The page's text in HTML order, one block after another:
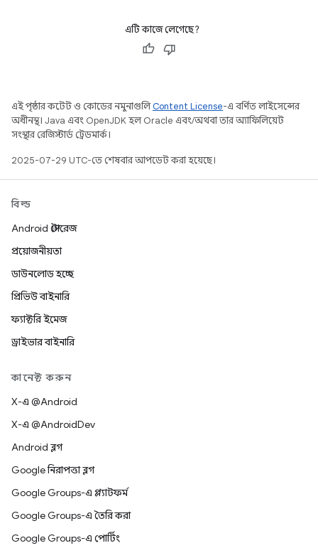
এটি কাজে লেগেছে?
এই পৃষ্ঠার কন্টেন্ট ও কোডের নমুনাগুলিContent License-এ বর্ণিত লাইসেন্সের
অধীনস্থ। Java এবং OpenJDK হল Oracle এবং/অথবা তার অ্যাফিলিয়েট
সংস্থার রেজিস্টার্ড ট্রেডমার্ক।
2025-07-29 UTC-তে শেষবার আপডেট করা হয়েছে।
বিল্ড
Android স্টোরেজ
প্রয়োজনীয়তা
ডাউনলোড হচ্ছে
প্রিভিউ বাইনারি
ফ্যাক্টরি ইমেজ
ড্রাইভার বাইনারি
কানেক্ট করুন
X-এ @Android
X-এ @AndroidDev
Android ব্লগ
Google নিরাপত্তা ব্লগ
Google Groups-এ প্ল্যাটফর্ম
Google Groups-এ তৈরি করা
Google Groups-এ পোর্টিং